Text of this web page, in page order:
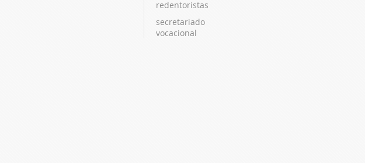
redentoristas
secretariado
vocacional